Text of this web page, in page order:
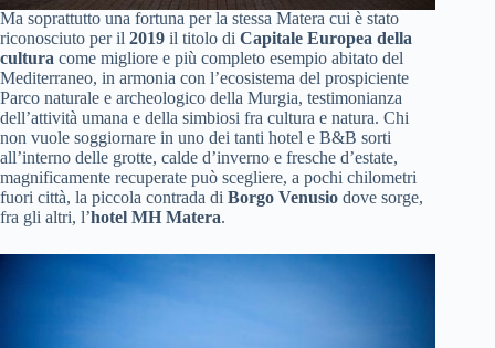
Ma soprattutto una fortuna per la stessa Matera cui è stato
riconosciuto per il 2019 il titolo di Capitale Europea della
cultura come migliore e più completo esempio abitato del
Mediterraneo, in armonia con l’ecosistema del prospiciente
Parco naturale e archeologico della Murgia, testimonianza
dell’attività umana e della simbiosi fra cultura e natura. Chi
non vuole soggiornare in uno dei tanti hotel e B&B sorti
all’interno delle grotte, calde d’inverno e fresche d’estate,
magnificamente recuperate può scegliere, a pochi chilometri
fuori città, la piccola contrada di Borgo Venusio dove sorge,
fra gli altri, l’hotel MH Matera.